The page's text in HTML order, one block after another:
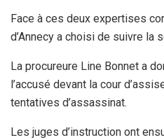
Face à ces deux expertises
d’Annecy a choisi de suivre la
La procureure Line Bonnet a
l’accusé devant la cour
tentatives d’assassinat.
Les juges d’instruction ont